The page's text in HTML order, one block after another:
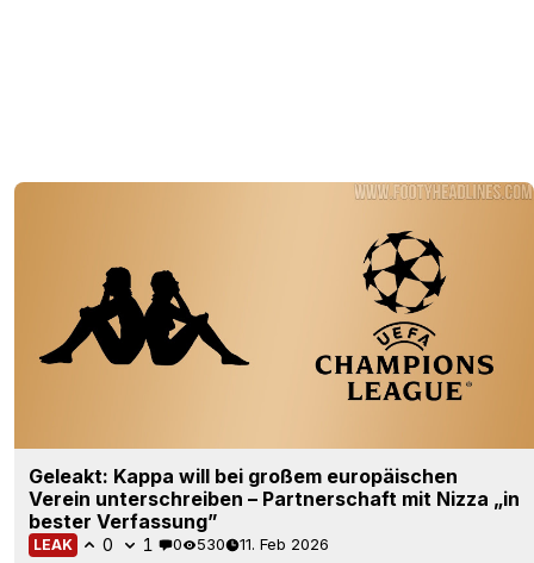
Geleakt: Kappa will bei großem europäischen
Verein unterschreiben – Partnerschaft mit Nizza „in
bester Verfassung”
LEAK 0 1 0 530 11. Feb 2026